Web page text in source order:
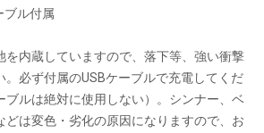
ブル付属
を内蔵していますので、落下等、強い衝撃
。必ず付属のUSBケーブルで充電してくだ
ブルは絶対に使用しない）。シンナー、ベ
どは変色・劣化の原因になりますので、お